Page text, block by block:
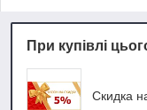
При купівлі
Скидка